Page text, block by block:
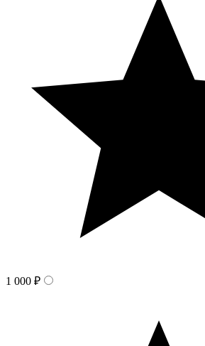
1 000 ₽